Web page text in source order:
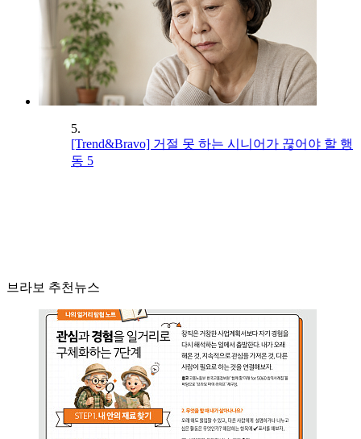
5.
[Trend&Bravo] 거절 못 하는 시니어가 끊어야 할 행
동 5
브라보 추천뉴스